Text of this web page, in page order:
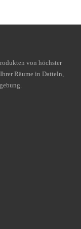
von höchster
Räume in Datteln,